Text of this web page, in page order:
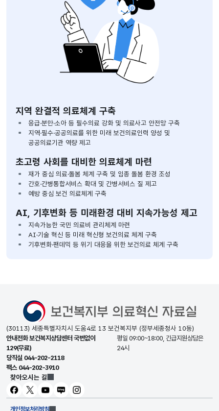
지역 완결적 의료체계 구축
응급·분만·소아 등 필수의료 강화 및 의료사고 안전망 구축
지역·필수·공공의료를 위한 미래 보건의료인력 양성 및
공공의료기관 역량 제고
초고령 사회를 대비한 의료체계 마련
재가 중심 의료·돌봄 체계 구축 및 임종 돌봄 환경 조성
간호·간병통합서비스 확대 및 간병서비스 질 제고
예방 중심 보건 의료체계 구축
AI, 기후변화 등 미래환경 대비 지속가능성 제고
지속가능한 국민 의료비 관리체계 마련
AI·기술 혁신 등 미래 혁신형 보건의료 체계 구축
기후변화·팬데믹 등 위기 대응을 위한 보건의료 체계 구축
(30113) 세종특별자치시 도움4로 13 보건복지부 (정부세종청사 10동)
안내전화보건복지상담센터 국번없이
129(무료)
평일 09:00~18:00, 긴급지원상담은
24시
당직실 044-202-2118
팩스 044-202-3910
찾아오시는 길
페이스북트위터 유튜브 블로그 인스타그램
개인정보처리방침